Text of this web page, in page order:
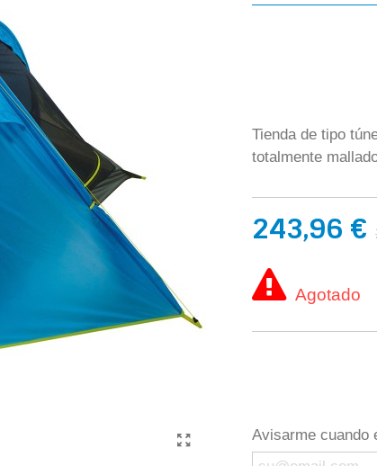
Tienda de tipo
totalmente
243,96 €
Agotado
Avisarme cuando